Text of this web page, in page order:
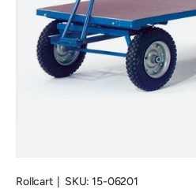
Rollcart| SKU: 15-06201